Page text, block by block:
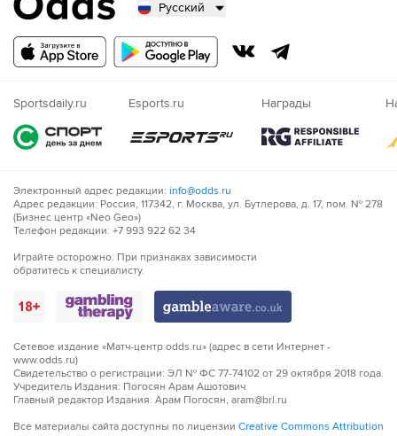
Русский
Русский
Nigeria
Sportsdaily.ru Esports.ru Награды
Электронный адрес редакции: info@odds.ru
Адрес редакции: Россия, 117342, г. Москва, ул. Бутлерова, д. 17, пом. № 278
(Бизнес центр «Neo Geo»)
Телефон редакции: +7 993 922 62 34
Играйте осторожно. При признаках зависимости
обратитесь к специалисту.
Сетевое издание «Матч-центр odds.ru» (адрес в сети Интернет -
www.odds.ru)
Свидетельство о регистрации: ЭЛ № ФС 77-74102 от 29 октября 2018 года.
Учредитель Издания: Погосян Арам Ашотович
Главный редактор Издания: Арам Погосян, aram@brl.ru
Все материалы сайта доступны по лицензии Creative Commons Attribution